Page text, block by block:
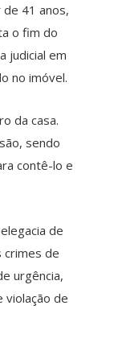
de 41 anos,
o fim do
judicial em
no imóvel.
da casa.
sendo
contê-lo e
de
crimes de
urgência,
violação de